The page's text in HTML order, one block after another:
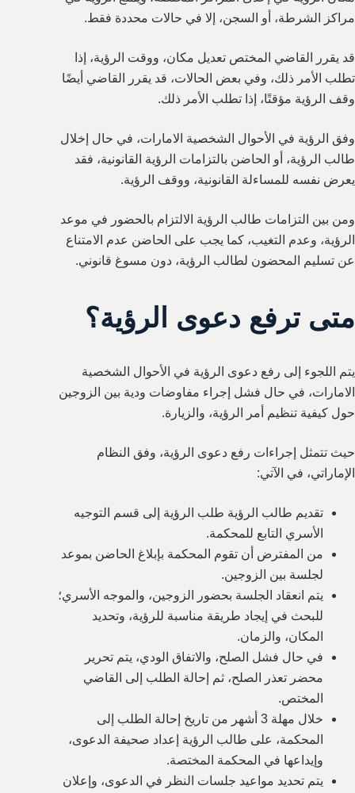
مراكز الشرطة، أو السجن، إلا في حالات محددة فقط.
قد يقرر القاضي المختص تعديل مكان، ووقت الرؤية، إذا
تطلب الأمر ذلك، وفي بعض الحالات، قد يقرر القاضي أيضًا
وقف الرؤية مؤقتًا، إذا تطلب الأمر ذلك.
وفق الرؤية في الأحوال الشخصية الامارات، في حال إخلال
طالب الرؤية، أو الحاضن بالتزامات الرؤية القانونية، فقد
يعرض نفسه للمساءلة القانونية، ووقف الرؤية.
ومن بين التزامات طالب الرؤية الالتزام بالحضور في موعد
الرؤية، وعدم التغيب، كما يجب على الحاضن عدم الامتناع
عن تسليم المحضون لطالب الرؤية، دون مسوغ قانوني.
متى ترفع دعوى الرؤية؟
يتم اللجوء إلى رفع دعوى الرؤية في الأحوال الشخصية
الامارات، في حال فشل إجراء مفاوضات ودية بين الزوجين
حول كيفية تنظيم أمر الرؤية، والزيارة.
حيث تتمثل إجراءات رفع دعوى الرؤية، وفق النظام
الإماراتي، في الآتي:
تقديم طالب الرؤية طلب الرؤية إلى قسم التوجيه
الأسري التابع للمحكمة.
من المفترض أن تقوم المحكمة بإبلاغ الحاضن بموعد
لجلسة بين الزوجين.
يتم انعقاد الجلسة بحضور الزوجين، والموجه الأسري؛
للبحث في إيجاد طريقة مناسبة للرؤية، وتحديد
المكان، والزمان.
في حال فشل الصلح، والاتفاق الودي، يتم تحرير
محضر تعذر الصلح، ثم إحالة الطلب إلى القاضي
المختص.
خلال مهلة 3 أشهر من تاريخ إحالة الطلب إلى
المحكمة، على طالب الرؤية إعداد صحيفة الدعوى،
وإيداعها في المحكمة المختصة.
يتم تحديد مواعيد جلسات النظر في الدعوى، وإعلان